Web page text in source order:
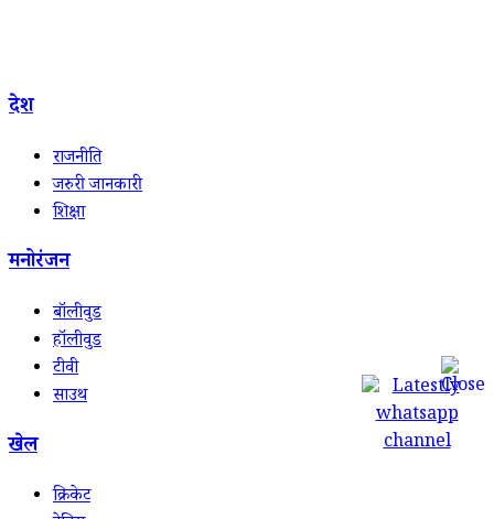
देश
राजनीति
जरुरी जानकारी
शिक्षा
मनोरंजन
बॉलीवुड
हॉलीवुड
टीवी
साउथ
खेल
क्रिकेट